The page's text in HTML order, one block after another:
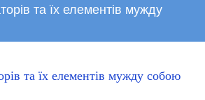
та їх елементів мужду
та їх елементів мужду собою